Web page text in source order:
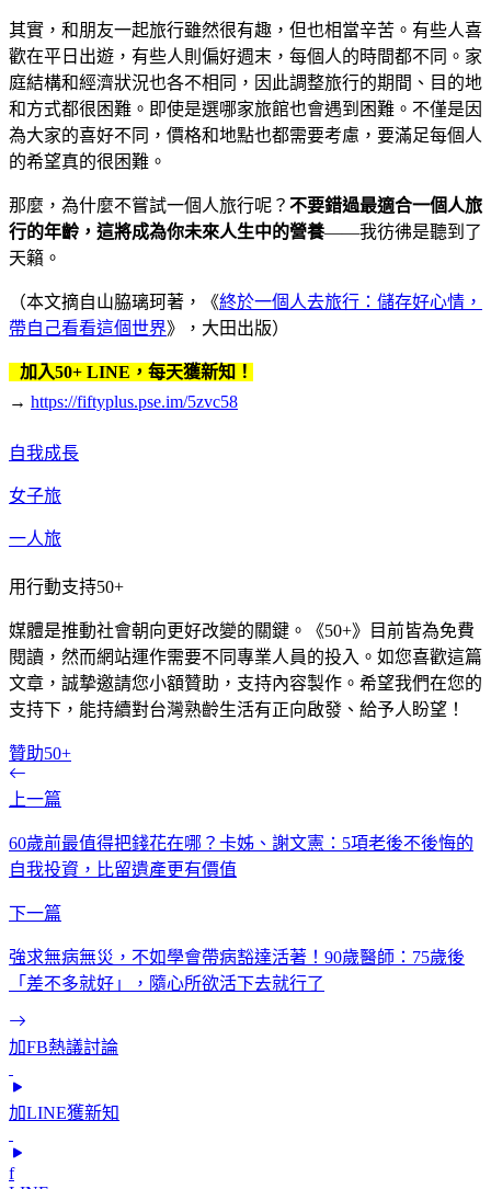
其實，和朋友一起旅行雖然很有趣，但也相當辛苦。有些人喜
歡在平日出遊，有些人則偏好週末，每個人的時間都不同。家
庭結構和經濟狀況也各不相同，因此調整旅行的期間、目的地
和方式都很困難。即使是選哪家旅館也會遇到困難。不僅是因
為大家的喜好不同，價格和地點也都需要考慮，要滿足每個人
的希望真的很困難。
那麼，為什麼不嘗試一個人旅行呢？ 不要錯過最適合一個人旅
行的年齡，這將成為你未來人生中的營養——我彷彿是聽到了
天籟。
（本文摘自山脇璃珂著，《終於一個人去旅行：儲存好心情，
帶自己看看這個世界》，大田出版）
加入50+ LINE，每天獲新知！
→ https://fiftyplus.pse.im/5zvc58
自我成長
女子旅
一人旅
用行動支持50+
媒體是推動社會朝向更好改變的關鍵。《50+》目前皆為免費
閱讀，然而網站運作需要不同專業人員的投入。如您喜歡這篇
文章，誠摯邀請您小額贊助，支持內容製作。希望我們在您的
支持下，能持續對台灣熟齡生活有正向啟發、給予人盼望！
贊助50+
上一篇
60歲前最值得把錢花在哪？卡姊、謝文憲：5項老後不後悔的
自我投資，比留遺產更有價值
下一篇
強求無病無災，不如學會帶病豁達活著！90歲醫師：75歲後
「差不多就好」，隨心所欲活下去就行了
加FB熱議討論
加LINE獲新知
f